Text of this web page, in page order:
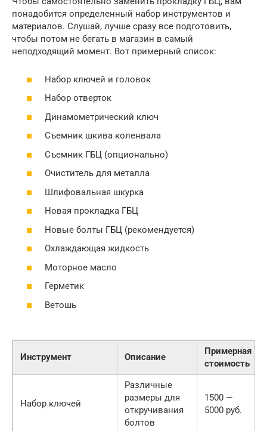
понадобится определенный набор инструментов и
материалов. Слушай, лучше сразу все подготовить,
чтобы потом не бегать в магазин в самый
неподходящий момент. Вот примерный список:
Набор ключей и головок
Набор отверток
Динамометрический ключ
Съемник шкива коленвала
Съемник ГБЦ (опционально)
Очиститель для металла
Шлифовальная шкурка
Новая прокладка ГБЦ
Новые болты ГБЦ (рекомендуется)
Охлаждающая жидкость
Моторное масло
Герметик
Ветошь
Инструмент Описание
Примерная
стоимость
Набор ключей
Различные
размеры для
откручивания
болтов
1500 —
5000 руб.